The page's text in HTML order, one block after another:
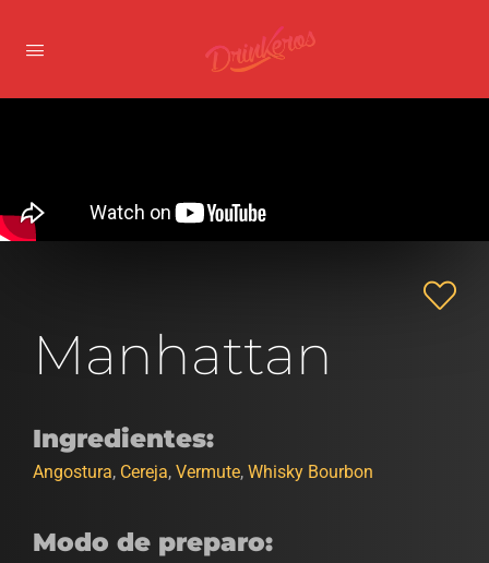
Manhattan
Ingredientes:
Angostura, Cereja, Vermute, Whisky Bourbon
Modo de preparo: